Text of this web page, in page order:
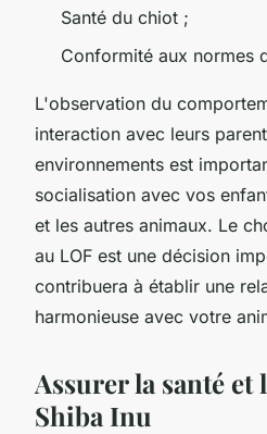
Santé du chiot ;
Conformité aux normes
L'observation du
interaction avec leurs
environnements est
socialisation avec vos
et les autres animaux. Le
au LOF est une décision
contribuera à établir une
harmonieuse avec votre
Assurer la santé
Shiba Inu